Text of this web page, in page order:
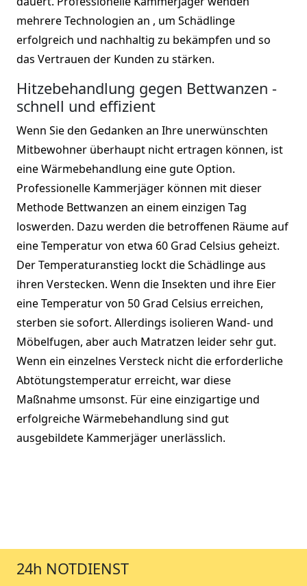
mehrere Technologien an , um Schädlinge
erfolgreich und nachhaltig zu bekämpfen und so
das Vertrauen der Kunden zu stärken.
Hitzebehandlung gegen Bettwanzen -
schnell und effizient
Wenn Sie den Gedanken an Ihre unerwünschten
Mitbewohner überhaupt nicht ertragen können, ist
eine Wärmebehandlung eine gute Option.
Professionelle Kammerjäger können mit dieser
Methode Bettwanzen an einem einzigen Tag
loswerden. Dazu werden die betroffenen Räume auf
eine Temperatur von etwa 60 Grad Celsius geheizt.
Der Temperaturanstieg lockt die Schädlinge aus
ihren Verstecken. Wenn die Insekten und ihre Eier
eine Temperatur von 50 Grad Celsius erreichen,
sterben sie sofort. Allerdings isolieren Wand- und
Möbelfugen, aber auch Matratzen leider sehr gut.
Wenn ein einzelnes Versteck nicht die erforderliche
Abtötungstemperatur erreicht, war diese
Maßnahme umsonst. Für eine einzigartige und
erfolgreiche Wärmebehandlung sind gut
ausgebildete Kammerjäger unerlässlich.
24h NOTDIENST